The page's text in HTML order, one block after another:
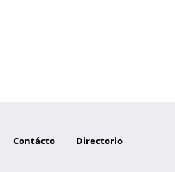
Contácto Directorio